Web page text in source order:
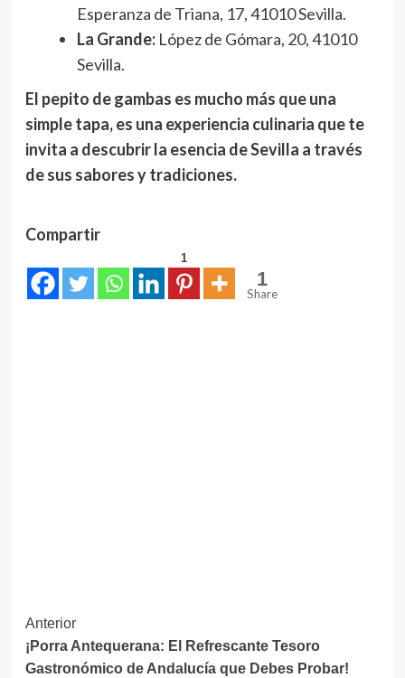
Esperanza de Triana, 17, 41010 Sevilla.
La Grande:López de Gómara, 20, 41010
Sevilla.
El pepito de gambas es mucho más que una
simple tapa, es una experiencia culinaria que te
invita a descubrir la esencia de Sevilla a través
de sus sabores y tradiciones.
Compartir
1
1
Share
Navegación
de
Anterior
¡Porra Antequerana: El Refrescante Tesoro
Gastronómico de Andalucía que Debes Probar!